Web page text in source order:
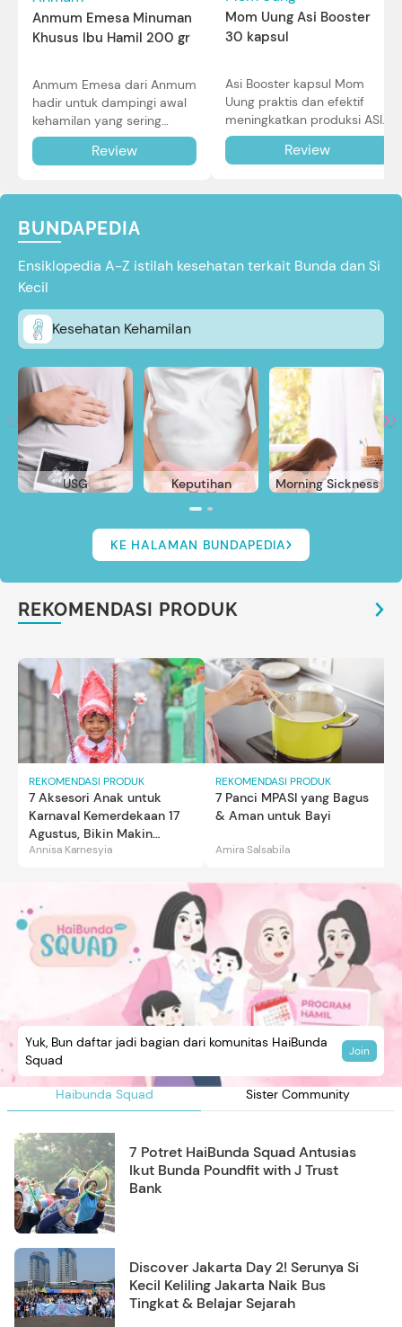
Anmum Emesa Minuman
Khusus Ibu Hamil 200 gr
Anmum Emesa dari Anmum
hadir untuk dampingi awal
kehamilan yang sering
diiringi dengan mual dan
muntah. Simak reviewnya di
Review
Mom Uung Asi Booster
30 kapsul
Asi Booster kapsul Mom
Uung praktis dan efektif
meningkatkan produksi ASI
Bunda untuk Si Kecil. Simak
review lengkapnya di sini.
Review
BUNDAPEDIA
Ensiklopedia A-Z istilah kesehatan terkait Bunda dan Si
Kecil
Kesehatan Kehamilan
USG Keputihan Morning Sickness
KE HALAMAN BUNDAPEDIA
REKOMENDASI PRODUK
REKOMENDASI PRODUK
7 Aksesori Anak untuk
Karnaval Kemerdekaan 17
Agustus, Bikin Makin
Gemas
Annisa Karnesyia
REKOMENDASI PRODUK
7 Panci MPASI yang Bagus
& Aman untuk Bayi
Amira Salsabila
Haibunda Squad Sister Community
Yuk, Bun daftar jadi bagian dari komunitas HaiBunda
Squad
Join
7 Potret HaiBunda Squad Antusias
Ikut Bunda Poundfit with J Trust
Bank
Discover Jakarta Day 2! Serunya Si
Kecil Keliling Jakarta Naik Bus
Tingkat & Belajar Sejarah